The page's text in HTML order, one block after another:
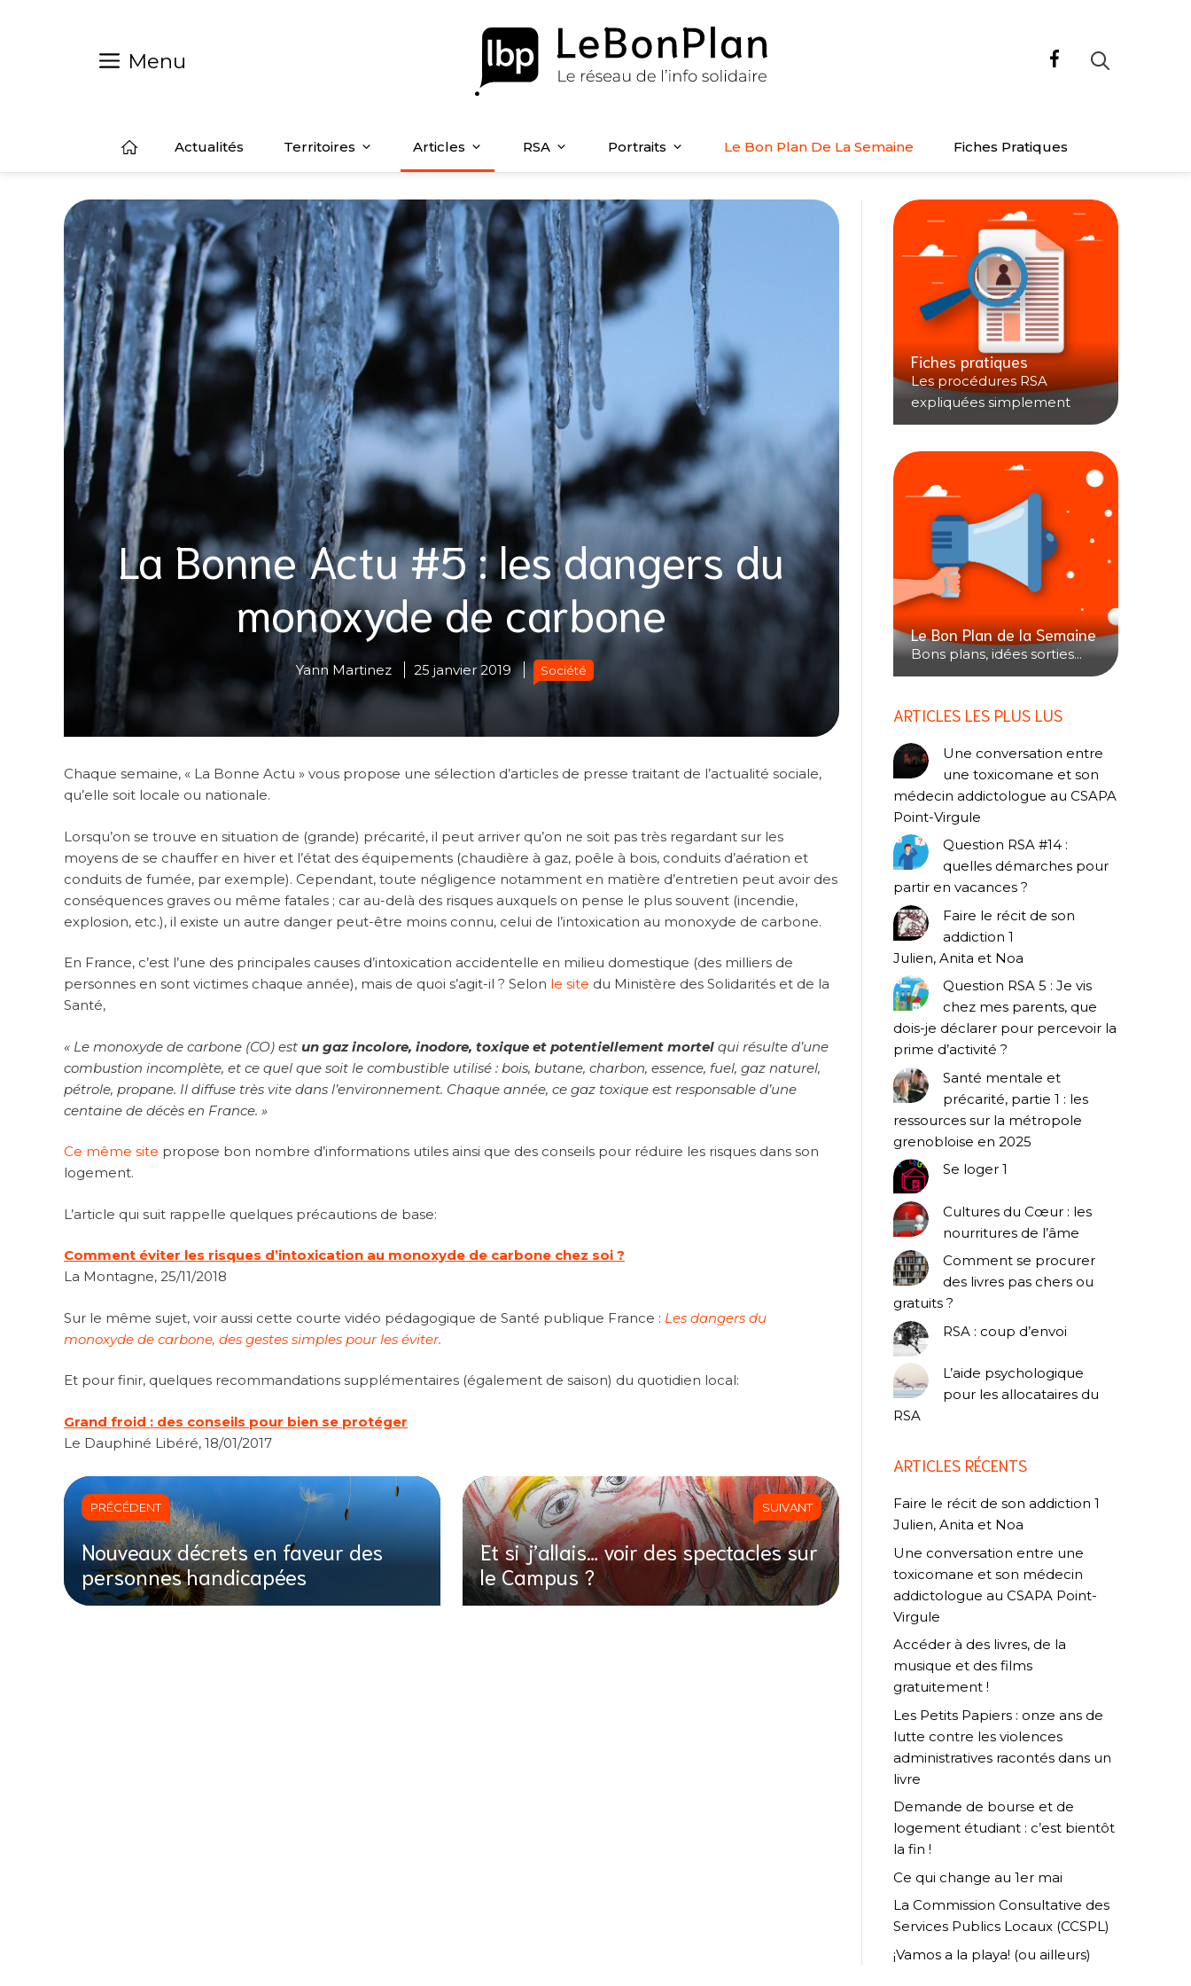
Menu
Actualités Territoires Articles RSA Portraits Le Bon Plan De La Semaine Fiches Pratiques
La Bonne Actu #5 : les dangers du
monoxyde de carbone
Yann Martinez 25 janvier 2019 Société
Chaque semaine, « La Bonne Actu » vous propose une sélection d’articles de presse traitant de l’actualité sociale,
qu’elle soit locale ou nationale.
Lorsqu’on se trouve en situation de (grande) précarité, il peut arriver qu’on ne soit pas très regardant sur les
moyens de se chauffer en hiver et l’état des équipements (chaudière à gaz, poêle à bois, conduits d’aération et
conduits de fumée, par exemple). Cependant, toute négligence notamment en matière d’entretien peut avoir des
conséquences graves ou même fatales ; car au-delà des risques auxquels on pense le plus souvent (incendie,
explosion, etc.), il existe un autre danger peut-être moins connu, celui de l’intoxication au monoxyde de carbone.
En France, c’est l’une des principales causes d’intoxication accidentelle en milieu domestique (des milliers de
personnes en sont victimes chaque année), mais de quoi s’agit-il ? Selon le site du Ministère des Solidarités et de la
Santé,
« Le monoxyde de carbone (CO) est un gaz incolore, inodore, toxique et potentiellement mortel qui résulte d’une
combustion incomplète, et ce quel que soit le combustible utilisé : bois, butane, charbon, essence, fuel, gaz naturel,
pétrole, propane. Il diffuse très vite dans l’environnement. Chaque année, ce gaz toxique est responsable d’une
centaine de décès en France. »
Ce même site propose bon nombre d’informations utiles ainsi que des conseils pour réduire les risques dans son
logement.
L’article qui suit rappelle quelques précautions de base:
Comment éviter les risques d’intoxication au monoxyde de carbone chez soi ?
La Montagne, 25/11/2018
Sur le même sujet, voir aussi cette courte vidéo pédagogique de Santé publique France : Les dangers du
monoxyde de carbone, des gestes simples pour les éviter.
Et pour finir, quelques recommandations supplémentaires (également de saison) du quotidien local:
Grand froid : des conseils pour bien se protéger
Le Dauphiné Libéré, 18/01/2017
PRÉCÉDENT
Nouveaux décrets en faveur des
personnes handicapées
SUIVANT
Et si j’allais… voir des spectacles sur
le Campus ?
Fiches pratiques
Les procédures RSA
expliquées simplement
Le Bon Plan de la Semaine
Bons plans, idées sorties...
ARTICLES LES PLUS LUS
Une conversation entre
une toxicomane et son
médecin addictologue au CSAPA
Point-Virgule
Question RSA #14 :
quelles démarches pour
partir en vacances ?
Faire le récit de son
addiction 1
Julien, Anita et Noa
Question RSA 5 : Je vis
chez mes parents, que
dois-je déclarer pour percevoir la
prime d’activité ?
Santé mentale et
précarité, partie 1 : les
ressources sur la métropole
grenobloise en 2025
Se loger 1
Cultures du Cœur : les
nourritures de l’âme
Comment se procurer
des livres pas chers ou
gratuits ?
RSA : coup d’envoi
L’aide psychologique
pour les allocataires du
RSA
ARTICLES RÉCENTS
Faire le récit de son addiction 1
Julien, Anita et Noa
Une conversation entre une
toxicomane et son médecin
addictologue au CSAPA Point-
Virgule
Accéder à des livres, de la
musique et des films
gratuitement !
Les Petits Papiers : onze ans de
lutte contre les violences
administratives racontés dans un
livre
Demande de bourse et de
logement étudiant : c’est bientôt
la fin !
Ce qui change au 1er mai
La Commission Consultative des
Services Publics Locaux (CCSPL)
¡Vamos a la playa! (ou ailleurs)